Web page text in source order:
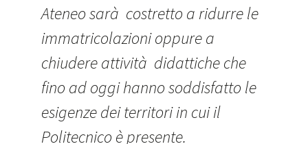
Ateneo sarà costretto a ridurre le
immatricolazioni oppure a
chiudere attività didattiche che
fino ad oggi hanno soddisfatto le
esigenze dei territori in cui il
Politecnico è presente.